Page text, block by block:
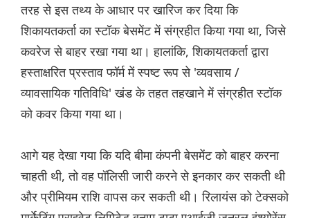
तरह से इस तथ्य के आधार पर खारिज कर दिया कि
शिकायतकर्ता का स्टॉक बेसमेंट में संग्रहीत किया गया था, जिसे
कवरेज से बाहर रखा गया था। हालांकि, शिकायतकर्ता द्वारा
हस्ताक्षरित प्रस्ताव फॉर्म में स्पष्ट रूप से 'व्यवसाय /
व्यावसायिक गतिविधि' खंड के तहत तहखाने में संग्रहीत स्टॉक
को कवर किया गया था।
आगे यह देखा गया कि यदि बीमा कंपनी बेसमेंट को बाहर करना
चाहती थी, तो वह पॉलिसी जारी करने से इनकार कर सकती थी
और प्रीमियम राशि वापस कर सकती थी। रिलायंस को टेक्सको